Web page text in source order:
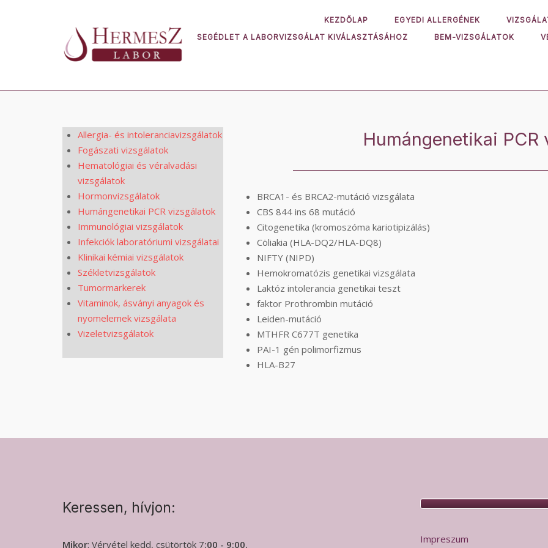
KEZDŐLAP EGYEDI ALLERGÉNEK
SEGÉDLET A LABORVIZSGÁLAT KIVÁLASZTÁSÁHOZ
BEM-VIZSGÁLATOK
Allergia- és intoleranciavizsgálatok
Fogászati vizsgálatok
Hematológiai és véralvadási
vizsgálatok
Hormonvizsgálatok
Humángenetikai PCR vizsgálatok
Immunológiai vizsgálatok
Infekciók laboratóriumi vizsgálatai
Klinikai kémiai vizsgálatok
Székletvizsgálatok
Tumormarkerek
Vitaminok, ásványi anyagok és
nyomelemek vizsgálata
Vizeletvizsgálatok
Humángenetikai PCR
BRCA1- és BRCA2-mutáció vizsgálata
CBS 844 ins 68 mutáció
Citogenetika (kromoszóma kariotipizálás)
Cöliakia (HLA-DQ2/HLA-DQ8)
NIFTY (NIPD)
Hemokromatózis genetikai vizsgálata
Laktóz intolerancia genetikai teszt
faktor Prothrombin mutáció
Leiden-mutáció
MTHFR C677T genetika
PAI-1 gén polimorfizmus
HLA-B27
Keressen, hívjon:
Mikor: Vérvétel kedd, csütörtök 7:00 - 9:00. Impreszum